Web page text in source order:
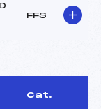
FFS
Cat.